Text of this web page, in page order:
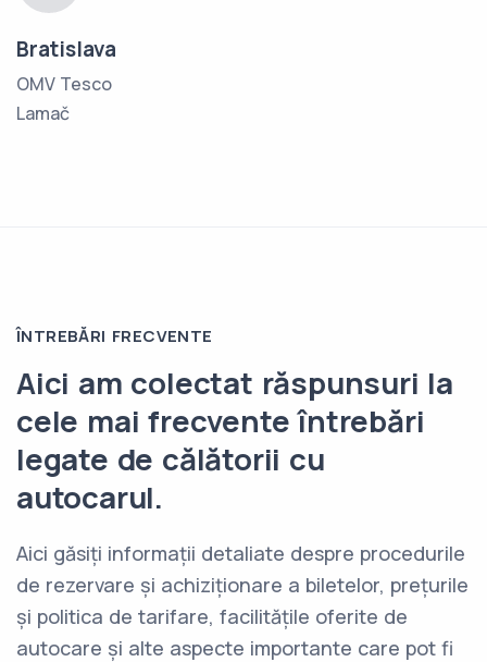
Bratislava
OMV Tesco
Lamač
ÎNTREBĂRI FRECVENTE
Aici am colectat răspunsuri la
cele mai frecvente întrebări
legate de călătorii cu
autocarul.
Aici găsiți informații detaliate despre procedurile
de rezervare și achiziționare a biletelor, prețurile
și politica de tarifare, facilitățile oferite de
autocare și alte aspecte importante care pot fi